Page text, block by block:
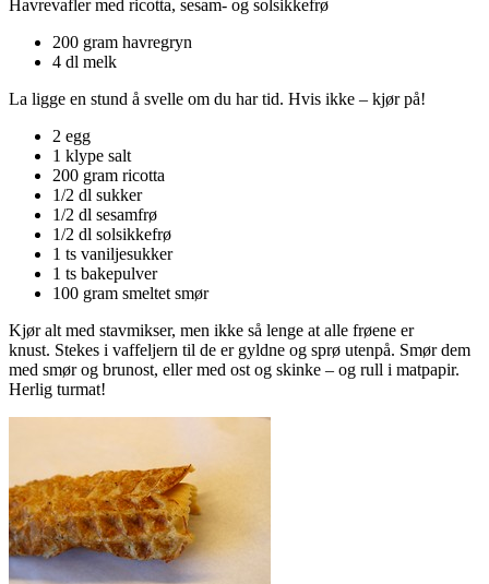
Havrevafler med ricotta, sesam- og solsikkefrø
200 gram havregryn
4 dl melk
La ligge en stund å svelle om du har tid. Hvis ikke – kjør på!
2 egg
1 klype salt
200 gram ricotta
1/2 dl sukker
1/2 dl sesamfrø
1/2 dl solsikkefrø
1 ts vaniljesukker
1 ts bakepulver
100 gram smeltet smør
Kjør alt med stavmikser, men ikke så lenge at alle frøene er
knust. Stekes i vaffeljern til de er gyldne og sprø utenpå. Smør dem
med smør og brunost, eller med ost og skinke – og rull i matpapir.
Herlig turmat!